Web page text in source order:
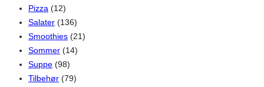
Pizza (12)
Salater (136)
Smoothies (21)
Sommer (14)
Suppe (98)
Tilbehør (79)